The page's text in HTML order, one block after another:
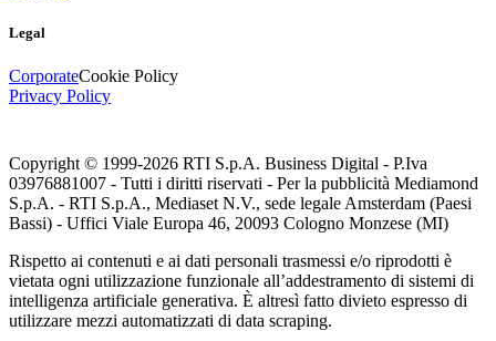
Legal
CorporateCookie Policy
Privacy Policy
Copyright © 1999-2026 RTI S.p.A. Business Digital - P.Iva
03976881007 - Tutti i diritti riservati - Per la pubblicità Mediamond
S.p.A. - RTI S.p.A., Mediaset N.V., sede legale Amsterdam (Paesi
Bassi) - Uffici Viale Europa 46, 20093 Cologno Monzese (MI)
Rispetto ai contenuti e ai dati personali trasmessi e/o riprodotti è
vietata ogni utilizzazione funzionale all’addestramento di sistemi di
intelligenza artificiale generativa. È altresì fatto divieto espresso di
utilizzare mezzi automatizzati di data scraping.